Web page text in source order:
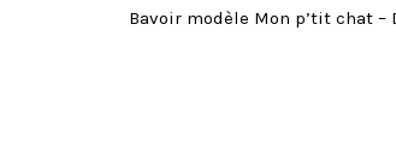
Bavoir modèle Mon p’tit chat –